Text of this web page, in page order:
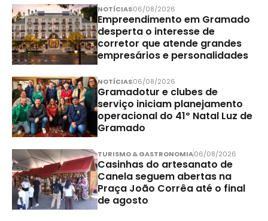
NOTÍCIAS06/08/2026
Empreendimento em Gramado
desperta o interesse de
corretor que atende grandes
empresários e personalidades
NOTÍCIAS06/08/2026
Gramadotur e clubes de
serviço iniciam planejamento
operacional do 41º Natal Luz de
Gramado
TURISMO & GASTRONOMIA06/08/2026
Casinhas do artesanato de
Canela seguem abertas na
Praça João Corrêa até o final
de agosto